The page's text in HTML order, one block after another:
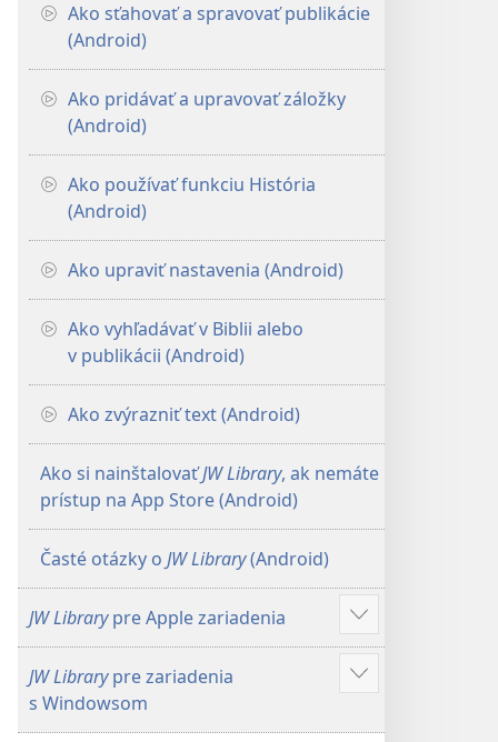
Ako sťahovať a spravovať publikácie
(Android)
Ako pridávať a upravovať záložky
(Android)
Ako používať funkciu História
(Android)
Ako upraviť nastavenia (Android)
Ako vyhľadávať v Biblii alebo
v publikácii (Android)
Ako zvýrazniť text (Android)
Ako si nainštalovaťJW Library, ak nemáte
prístup na App Store (Android)
Časté otázky o JW Library(Android)
JW Librarypre Apple zariadenia
Zobraziť
viac
JW Librarypre zariadenia
s Windowsom
Zobraziť